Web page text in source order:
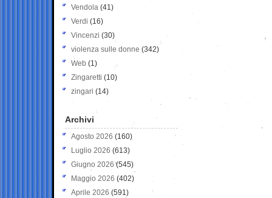
Vendola (41)
Verdi (16)
Vincenzi (30)
violenza sulle donne (342)
Web (1)
Zingaretti (10)
zingari (14)
Archivi
Agosto 2026 (160)
Luglio 2026 (613)
Giugno 2026 (545)
Maggio 2026 (402)
Aprile 2026 (591)